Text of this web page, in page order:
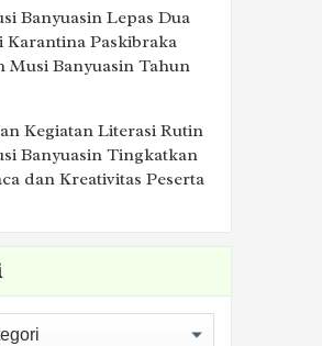
Banyuasin Lepas Dua
Karantina Paskibraka
Musi Banyuasin Tahun
Kegiatan Literasi Rutin
Banyuasin Tingkatkan
dan Kreativitas Peserta